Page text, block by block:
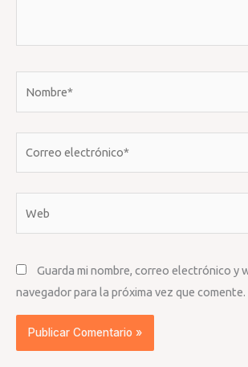
Guarda mi nombre, correo electrónico y
navegador para la próxima vez que comente.